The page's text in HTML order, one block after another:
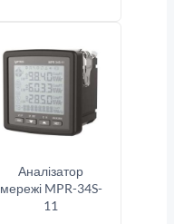
Аналізатор
мережі MPR-34S-
11